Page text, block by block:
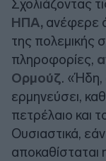
Σχολιάζοντας
ΗΠΑ, ανέφερε
της πολεμικής
πληροφορίες,
Ορμούζ. «Ήδη,
ερμηνεύσει,
πετρέλαιο και
Ουσιαστικά,
αποκαθίσταται